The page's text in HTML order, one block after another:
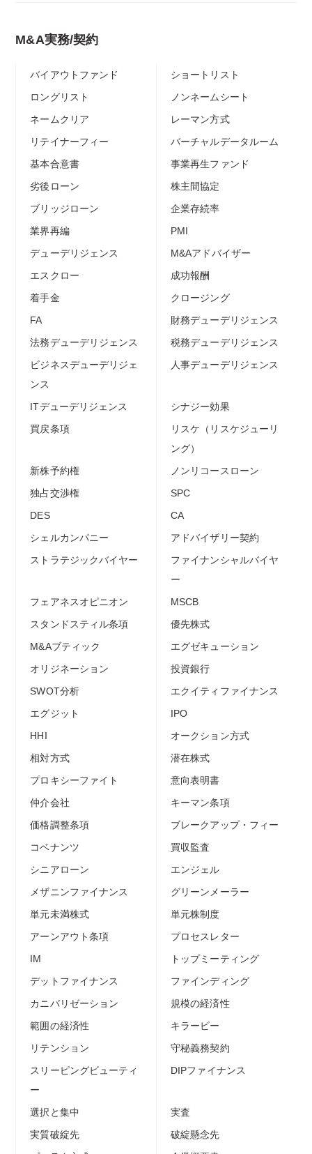
M&A実務/契約
バイアウトファンド
ショートリスト
ロングリスト
ノンネームシート
ネームクリア
レーマン方式
リテイナーフィー
バーチャルデータルーム
基本合意書
事業再生ファンド
劣後ローン
株主間協定
ブリッジローン
企業存続率
業界再編
PMI
デューデリジェンス
M&Aアドバイザー
エスクロー
成功報酬
着手金
クロージング
FA
財務デューデリジェンス
法務デューデリジェンス
税務デューデリジェンス
ビジネスデューデリジェ
ンス
人事デューデリジェンス
ITデューデリジェンス
シナジー効果
買戻条項
リスケ（リスケジューリ
ング）
新株予約権
ノンリコースローン
独占交渉権
SPC
DES
CA
シェルカンパニー
アドバイザリー契約
ストラテジックバイヤー
ファイナンシャルバイヤ
ー
フェアネスオピニオン
MSCB
スタンドスティル条項
優先株式
M&Aブティック
エグゼキューション
オリジネーション
投資銀行
SWOT分析
エクイティファイナンス
エグジット
IPO
HHI
オークション方式
相対方式
潜在株式
プロキシーファイト
意向表明書
仲介会社
キーマン条項
価格調整条項
ブレークアップ・フィー
コベナンツ
買収監査
シニアローン
エンジェル
メザニンファイナンス
グリーンメーラー
単元未満株式
単元株制度
アーンアウト条項
プロセスレター
IM
トップミーティング
デットファイナンス
ファインディング
カニバリゼーション
規模の経済性
範囲の経済性
キラービー
リテンション
守秘義務契約
スリーピングビューティ
ー
DIPファイナンス
選択と集中
実査
実質破綻先
破綻懸念先